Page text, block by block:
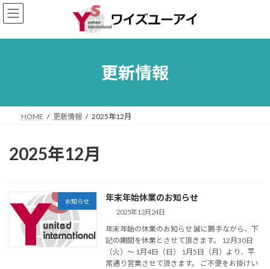
コ
ン
ン
ナ
ビ
ー
更新情報
HOME 更新情報 2025年12月
2025年12月
お知らせ 年末年始休業のお知らせ
2025年12月24日
年末年始の休業のお知らせ 誠に勝手ながら、下
記の期間を休業とさせて頂きます。 12月30日
（火）～ 1月4日（日） 1月5日（月）より、平
常通り営業させて頂きます。 ご不便をお掛けい